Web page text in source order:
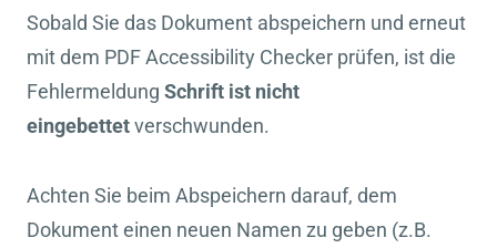
Sobald Sie das Dokument abspeichern und erneut
mit dem PDF Accessibility Checker prüfen, ist die
Fehlermeldung Schrift ist nicht
eingebettetverschwunden.
Achten Sie beim Abspeichern darauf, dem
Dokument einen neuen Namen zu geben (z.B.